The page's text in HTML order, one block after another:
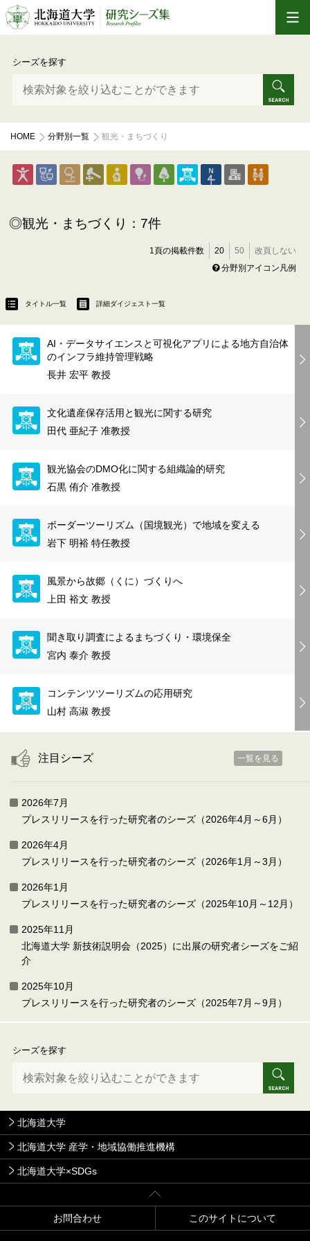
シーズを探す
HOME 分野別一覧 観光・まちづくり
観光・まちづくり：7件
1頁の掲載件数 20 50
改頁しない
分野別アイコン凡例
タイトル一覧 詳細ダイジェスト一覧
AI・データサイエンスと可視化アプリによる地方自治体
のインフラ維持管理戦略
長井 宏平 教授
文化遺産保存活用と観光に関する研究
田代 亜紀子 准教授
観光協会のDMO化に関する組織論的研究
石黒 侑介 准教授
ボーダーツーリズム（国境観光）で地域を変える
岩下 明裕 特任教授
風景から故郷（くに）づくりへ
上田 裕文 教授
聞き取り調査によるまちづくり・環境保全
宮内 泰介 教授
コンテンツツーリズムの応用研究
山村 高淑 教授
注目シーズ 一覧を見る
2026年7月
プレスリリースを行った研究者のシーズ（2026年4月～6月）
2026年4月
プレスリリースを行った研究者のシーズ（2026年1月～3月）
2026年1月
プレスリリースを行った研究者のシーズ（2025年10月～12月）
2025年11月
北海道大学 新技術説明会（2025）に出展の研究者シーズをご紹
介
2025年10月
プレスリリースを行った研究者のシーズ（2025年7月～9月）
シーズを探す
北海道大学
北海道大学 産学・地域協働推進機構
北海道大学×SDGs
お問合わせ このサイトについて